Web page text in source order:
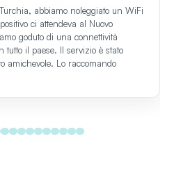
abbiamo noleggiato un WiFi
ci attendeva al Nuovo
goduto di una connettività
il paese. Il servizio è stato
amichevole. Lo raccomando